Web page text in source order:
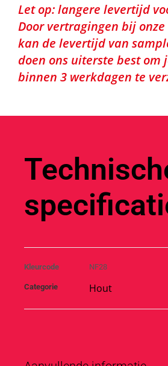
Let op: langere levertijd
Door vertragingen bij
kan de levertijd van
doen ons uiterste best om
binnen 3 werkdagen te
Kleurcode NF28
Categorie Hout